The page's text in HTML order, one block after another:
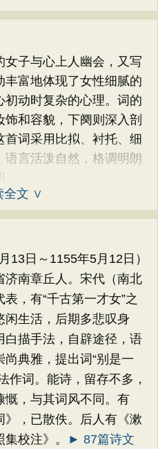
子与心上人幽会，又写
富地体现了女性细腻的
动时复杂的心理。词的
和容貌，下阕则深入剖
词采用比拟、衬托、细
言活泼自然，格调明朗
全文 ∨
13日～1155年5月12日）
济南章丘人。宋代（南北
，有“千古第一才女”之
生活，后期多悲叹身
白描手法，自辟途径，语
典雅，提出词“别是一
作词。能诗，留存不多，
慨，与其词风不同。有
》，已散佚。后人有《漱
校注》。
► 87篇诗文